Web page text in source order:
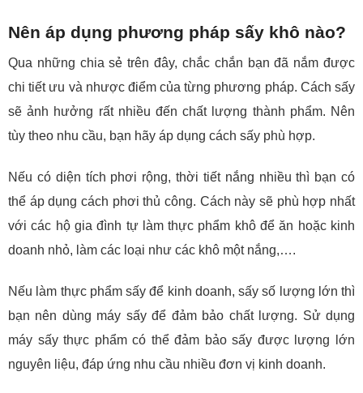
Nên áp dụng phương pháp sấy khô nào?
Qua những chia sẻ trên đây, chắc chắn bạn đã nắm được
chi tiết ưu và nhược điểm của từng phương pháp. Cách sấy
sẽ ảnh hưởng rất nhiều đến chất lượng thành phẩm. Nên
tùy theo nhu cầu, bạn hãy áp dụng cách sấy phù hợp.
Nếu có diện tích phơi rộng, thời tiết nắng nhiều thì bạn có
thể áp dụng cách phơi thủ công. Cách này sẽ phù hợp nhất
với các hộ gia đình tự làm thực phẩm khô để ăn hoặc kinh
doanh nhỏ, làm các loại như các khô một nắng,….
Nếu làm thực phẩm sấy để kinh doanh, sấy số lượng lớn thì
bạn nên dùng máy sấy để đảm bảo chất lượng. Sử dụng
máy sấy thực phẩm có thể đảm bảo sấy được lượng lớn
nguyên liệu, đáp ứng nhu cầu nhiều đơn vị kinh doanh.